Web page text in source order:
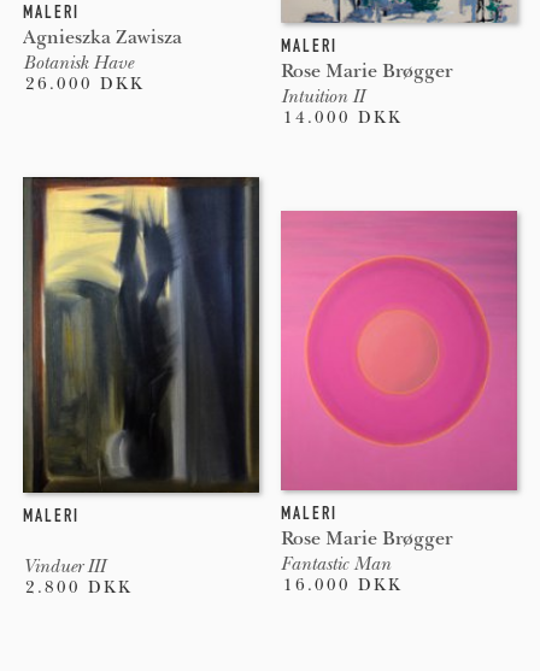
MALERI
Agnieszka Zawisza
Botanisk Have
26.000 DKK
MALERI
Vinduer III
2.800 DKK
MALERI
Rose Marie Brøgger
Intuition II
14.000 DKK
MALERI
Rose Marie Brøgger
Fantastic Man
16.000 DKK